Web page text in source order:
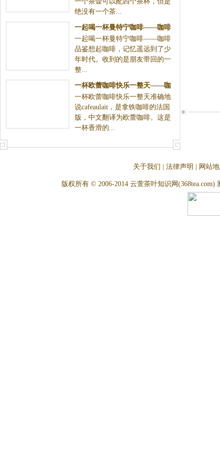
杯。他说，一个茶壶可以配四个茶杯，但是绝没有一个
一起喝一杯曼特宁咖啡——咖啡
一起喝一杯曼特宁咖啡——咖啡品鉴想起咖啡，记忆遥
远到了少年时代。收到的是朋友带回的一整...
一杯欧蕾咖啡快乐一整天——咖
一杯欧蕾咖啡快乐一整天准确地说cafeaulait，是拿铁咖
啡的法国版，中文翻译为欧蕾咖啡。这是一杯香滑的...
关于我们 法律声明 网站
版权所有 © 2006-2014 云萱茶叶知识网